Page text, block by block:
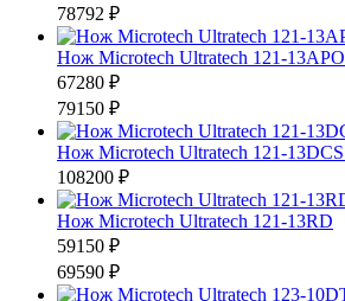
78792 ₽
Нож Microtech Ultratech 121-
67280 ₽
79150 ₽
Нож Microtech Ultratech 121-13DCS
108200 ₽
Нож Microtech Ultratech 121-13RD
59150 ₽
69590 ₽